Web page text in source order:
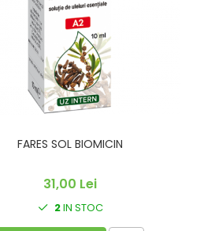
FARES SOL BIOMICIN
31,00 Lei
2IN STOC